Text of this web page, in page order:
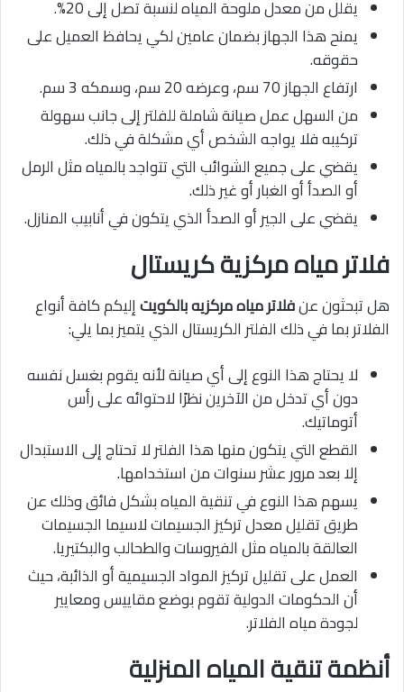
يقلل من معدل ملوحة المياه لنسبة تصل إلى 20%.
يمنح هذا الجهاز بضمان عامين لكي يحافظ العميل على
حقوقه.
ارتفاع الجهاز 70 سم، وعرضه 20 سم، وسمكه 3 سم.
من السهل عمل صيانة شاملة للفلتر إلى جانب سهولة
تركيبه فلا يواجه الشخص أي مشكلة في ذلك.
يقضي على جميع الشوائب التي تتواجد بالمياه مثل الرمل
أو الصدأ أو الغبار أو غير ذلك.
يقضي على الجير أو الصدأ الذي يتكون في أنابيب المنازل.
فلاتر مياه مركزية كريستال
هل تبحثون عنفلاتر مياه مركزيه بالكويتإليكم كافة أنواع
الفلاتر بما في ذلك الفلتر الكريستال الذي يتميز بما يلي:
لا يحتاج هذا النوع إلى أي صيانة لأنه يقوم بغسل نفسه
دون أي تدخل من الآخرين نظرًا لاحتوائه على رأس
أتوماتيك.
القطع التي يتكون منها هذا الفلتر لا تحتاج إلى الاستبدال
إلا بعد مرور عشر سنوات من استخدامها.
يسهم هذا النوع في تنقية المياه بشكل فائق وذلك عن
طريق تقليل معدل تركيز الجسيمات لاسيما الجسيمات
العالقة بالمياه مثل الفيروسات والطحالب والبكتيريا.
العمل على تقليل تركيز المواد الجسيمية أو الذائبة، حيث
أن الحكومات الدولية تقوم بوضع مقاييس ومعايير
لجودة مياه الفلاتر.
أنظمة تنقية المياه المنزلية